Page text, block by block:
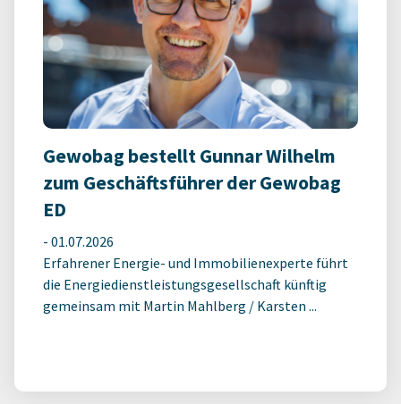
Gewobag bestellt Gunnar Wilhelm
zum Geschäftsführer der Gewobag
ED
- 01.07.2026
Erfahrener Energie- und Immobilienexperte führt
die Energiedienstleistungsgesellschaft künftig
gemeinsam mit Martin Mahlberg / Karsten ...